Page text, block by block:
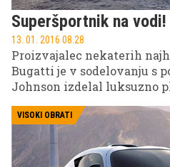
Superšportnik na vodi!
13. 01. 2016 08.28
Proizvajalec nekaterih
Bugatti je v sodelovanju s
Johnson izdelal luksuzno
priznanih proizvajalcev.
VISOKI OBRATI